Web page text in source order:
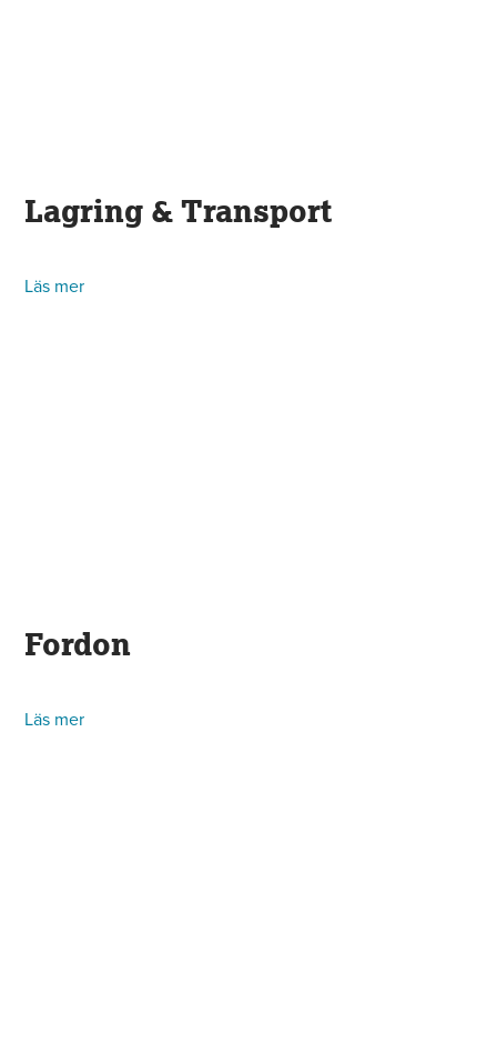
Lagring & Transport
Läs mer
Fordon
Läs mer